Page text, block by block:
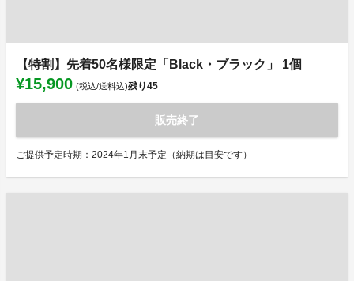
【特割】先着50名様限定「Black・ブラック」 1個
¥15,900 (税込/送料込)残り45
販売終了
ご提供予定時期：2024年1月末予定（納期は目安です）